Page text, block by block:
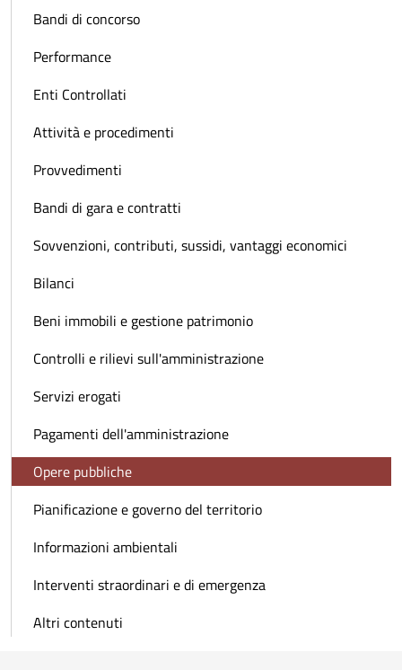
Bandi di concorso
Performance
Enti Controllati
Attività e procedimenti
Provvedimenti
Bandi di gara e contratti
Sovvenzioni, contributi, sussidi, vantaggi economici
Bilanci
Beni immobili e gestione patrimonio
Controlli e rilievi sull'amministrazione
Servizi erogati
Pagamenti dell'amministrazione
Opere pubbliche
Pianificazione e governo del territorio
Informazioni ambientali
Interventi straordinari e di emergenza
Altri contenuti